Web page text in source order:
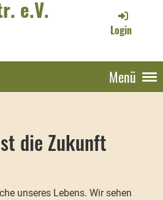
e.V.
Login
Menü
die Zukunft
unseres Lebens. Wir sehen